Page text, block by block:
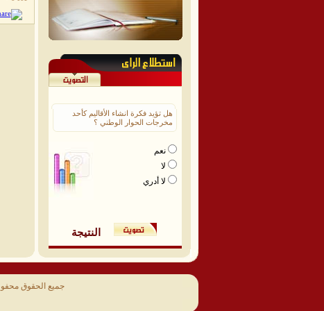
هل تؤيد فكرة انشاء الأقاليم كأحد
مخرجات الحوار الوطني ؟
نعم
لا
لا أدري
النتيجة
جميع الحقوق